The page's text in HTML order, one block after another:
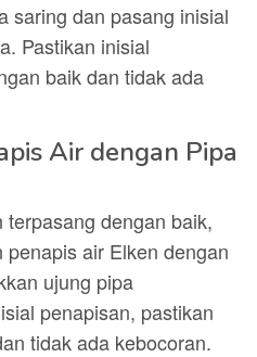
saring dan pasang inisial
Pastikan inisial
baik dan tidak ada
Air dengan Pipa
dengan baik,
air Elken dengan
ujung pipa
penapisan, pastikan
tidak ada kebocoran.